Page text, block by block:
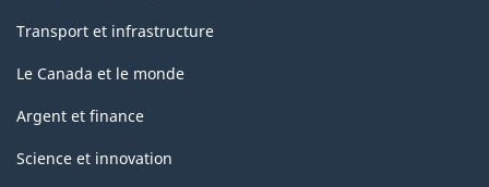
Transport et infrastructure
Le Canada et le monde
Argent et finance
Science et innovation